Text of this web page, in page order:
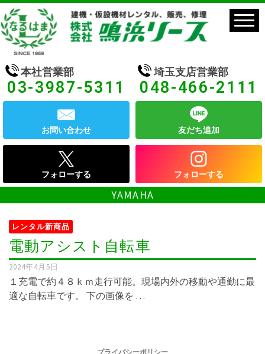
本社営業部
03-3987-5311
埼玉支店営業部
048-466-2111
お問い合わせ 友だち追加
フォローする フォローする
YAMAHA
レンタル新商品
電動アシスト自転車
2024年4月5日
１充電で約４８ｋｍ走行可能。現場内外の移動や通勤に最
適な自転車です。 下の画像を …
プライバシーポリシー